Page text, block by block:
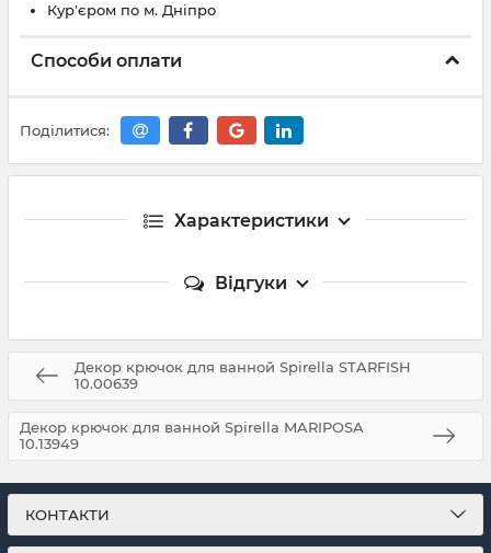
Кур'єром по м. Дніпро
Способи оплати
Поділитися:
Характеристики
Відгуки
Декор крючок для ванной Spirella STARFISH
10.00639
Декор крючок для ванной Spirella MARIPOSA
10.13949
КОНТАКТИ